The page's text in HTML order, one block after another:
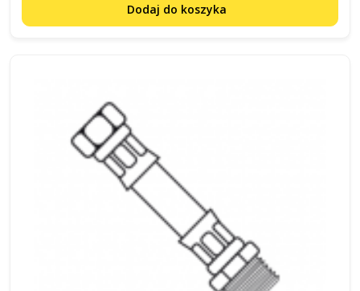
Dodaj do koszyka